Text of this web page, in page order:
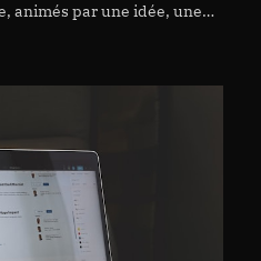
animés par une idée, une…